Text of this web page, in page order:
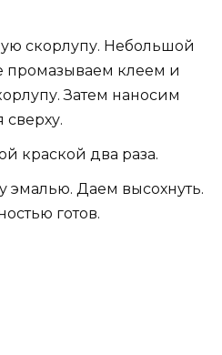
скорлупу. Небольшой
промазываем клеем и
Затем наносим
сверху.
краской два раза.
эмалью. Даем высохнуть.
готов.